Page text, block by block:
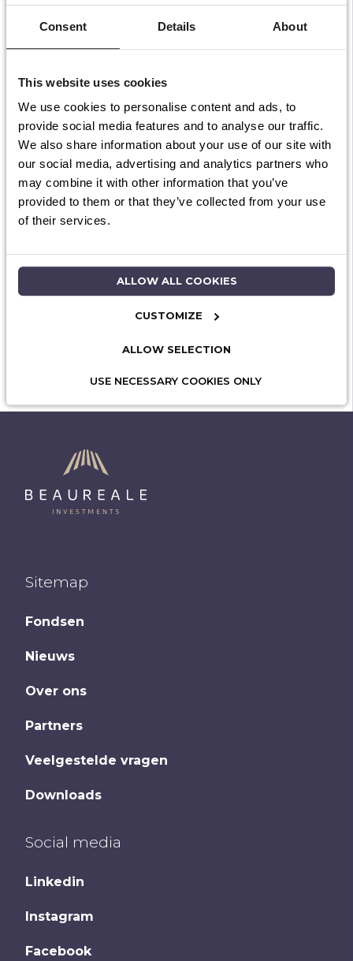
Consent Details About
This website uses cookies
We use cookies to personalise content and ads, to
provide social media features and to analyse our traffic.
We also share information about your use of our site with
our social media, advertising and analytics partners who
may combine it with other information that you’ve
provided to them or that they’ve collected from your use
of their services.
ALLOW ALL COOKIES
CUSTOMIZE
ALLOW SELECTION
USE NECESSARY COOKIES ONLY
Beleg in een toekomstplan
Met duurzame vakantieparkbeleggingen en een
lange termijnplannen. Wilt u zelf bijdragen in
een van onze projecten? Meld u dan vandaag
nog bij Beaureale Investments uit Goes
aan! Aanmeldenkan eenvoudig middels een
persoonlijk account. Heeft u vragen over
Neem dan contact met ons op via+31 (0)88 00 33
700
Maak account aan
Sitemap
Fondsen
Nieuws
Over ons
Partners
Veelgestelde vragen
Downloads
Social media
Linkedin
Instagram
Facebook